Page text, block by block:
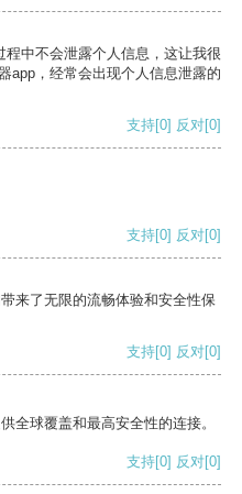
中不会泄露个人信息，这让我很
app，经常会出现个人信息泄露的
支持[0] 反对[0]
支持[0] 反对[0]
来了无限的流畅体验和安全性保
支持[0] 反对[0]
全球覆盖和最高安全性的连接。
支持[0] 反对[0]